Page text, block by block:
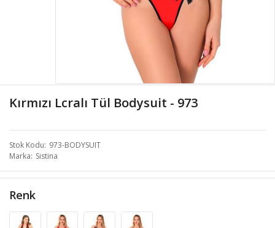
Kırmızı Lcralı Tül Bodysuit - 973
Stok Kodu 973-BODYSUIT
Marka Sistina
Renk